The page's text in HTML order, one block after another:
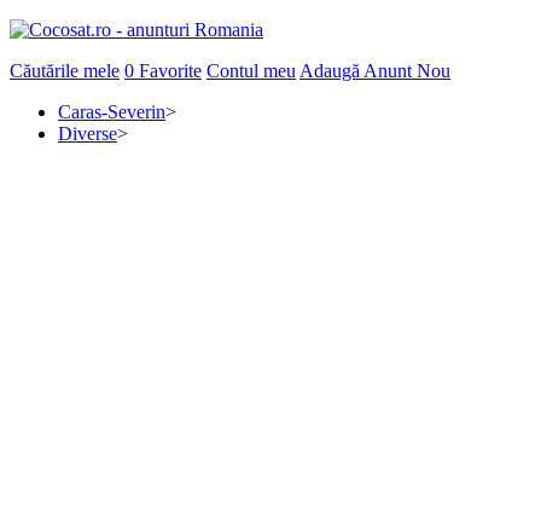
Căutările mele 0 Favorite Contul meu Adaugă Anunt Nou
Caras-Severin>
Diverse>